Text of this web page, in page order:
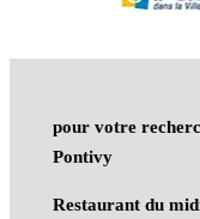
pour votre
Pontivy
Restaurant du